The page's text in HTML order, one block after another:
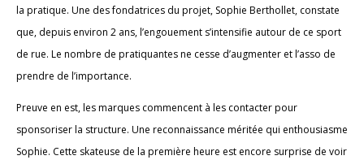
la pratique. Une des fondatrices du projet, Sophie Berthollet, constate
que, depuis environ 2 ans, l’engouement s’intensifie autour de ce sport
de rue. Le nombre de pratiquantes ne cesse d’augmenter et l’asso de
prendre de l’importance.
Preuve en est, les marques commencent à les contacter pour
sponsoriser la structure. Une reconnaissance méritée qui enthousiasme
Sophie. Cette skateuse de la première heure est encore surprise de voir